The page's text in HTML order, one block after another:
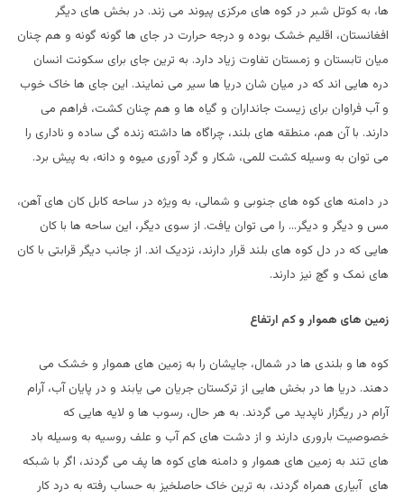
ها، به کوتل شبر در کوه های مرکزی پیوند می زند. در بخش های دیگر
افغانستان، اقلیم خشک بوده و درجه حرارت در جای ها گونه گونه و هم چنان
میان تابستان و زمستان تفاوت زیاد دارد. به ترین جای برای سکونت انسان
دره هایی اند که در میان شان دریا ها سیر می نمایند. این جای ها خاک خوب
و آب فراوان برای زیست جانداران و گیاه ها و هم چنان کشت، فراهم می
دارند. با آن هم، منطقه های بلند، چراگاه ها داشته زنده گی ساده و ناداری را
می توان به وسیله کشت للمی، شکار و گرد آوری میوه و دانه، به پیش برد.
در دامنه های کوه های جنوبی و شمالی، به ویژه در ساحه کابل کان های آهن،
مس و دیگر و دیگر… را می توان یافت. از سوی دیگر، این ساحه ها با کان
هایی که در دل کوه های بلند قرار دارند، نزدیک اند. از جانب دیگر قرابتی با کان
های نمک و گچ نیز دارند.
زمین های هموار و کم ارتفاع
کوه ها و بلندی ها در شمال، جایشان را به زمین های هموار و خشک می
دهند. دریا ها در بخش هایی از ترکستان جریان می یابند و در پایان آب، آرام
آرام در ریگزار ناپدید می گردند. به هر حال، رسوب ها و لایه هایی که
خصوصیت باروری دارند و از دشت های کم آب و علف روسیه به وسیله باد
های تند به زمین های هموار و دامنه های کوه ها پف می گردند، اگر با شبکه
های آبیاری همراه گردند، به ترین خاک حاصلخیز به حساب رفته به درد کار